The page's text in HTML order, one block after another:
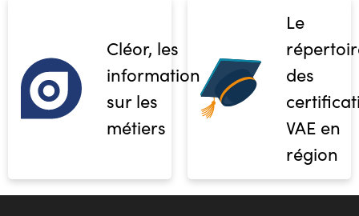
Cléor, les
informations
sur les
métiers
Le
des
VAE en
région